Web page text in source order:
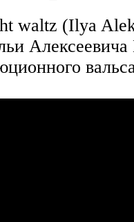
waltz (Ilya